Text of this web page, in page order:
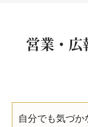
営業・広
自分でも気づ